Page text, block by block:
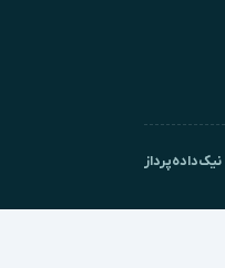
نیک‌داده‌پرداز